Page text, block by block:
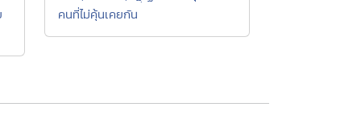
คนที่ไม่คุ้นเคยกัน